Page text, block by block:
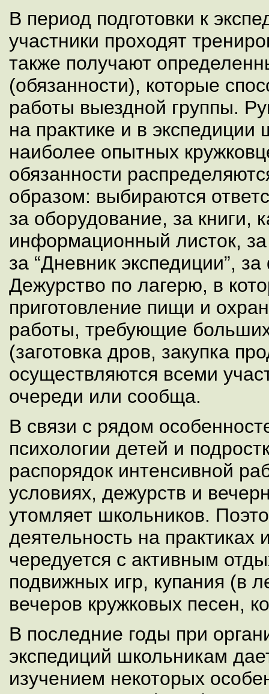
В период подготовки к
участники проходят
также получают
(обязанности), которые
работы выездной группы.
на практике и в
наиболее опытных
обязанности
образом: выбираются
за оборудование, за книги,
информационный листок,
за “Дневник экспедиции”,
Дежурство по лагерю, в
приготовление пищи и
работы, требующие
(заготовка дров, закупка
осуществляются всеми
очереди или сообща.
В связи с рядом
психологии детей и
распорядок интенсивной
условиях, дежурств и
утомляет школьников.
деятельность на практиках
чередуется с активным
подвижных игр, купания (в
вечеров кружковых песен,
В последние годы при
экспедиций школьникам
изучением некоторых